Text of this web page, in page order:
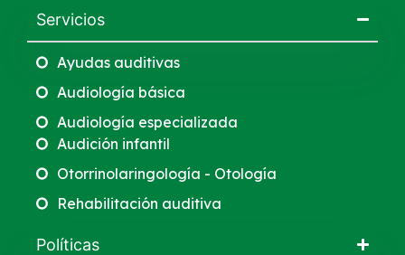
Servicios
Ayudas auditivas
Audiología básica
Audiología especializada
Audición infantil
Otorrinolaringología - Otología
Rehabilitación auditiva
Políticas